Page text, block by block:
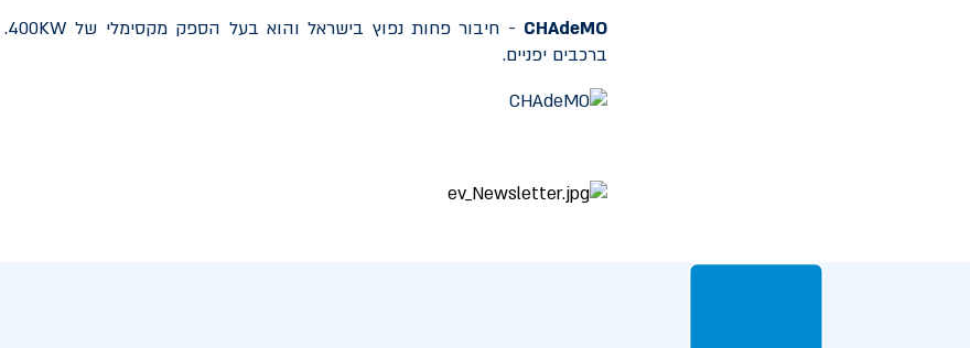
CHAdeMO - חיבור פחות נפוץ בישראל והוא בעל הספק מקסימלי של 400KW
ברכבים יפניים.